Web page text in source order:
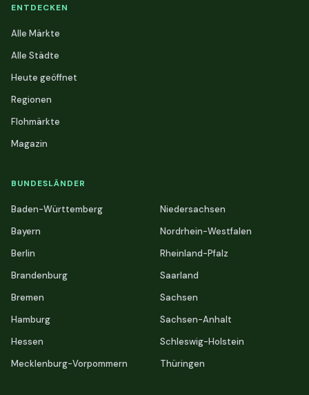
ENTDECKEN
Alle Märkte
Alle Städte
Heute geöffnet
Regionen
Flohmärkte
Magazin
BUNDESLÄNDER
Baden-Württemberg
Bayern
Berlin
Brandenburg
Bremen
Hamburg
Hessen
Mecklenburg-Vorpommern
Niedersachsen
Nordrhein-Westfalen
Rheinland-Pfalz
Saarland
Sachsen
Sachsen-Anhalt
Schleswig-Holstein
Thüringen